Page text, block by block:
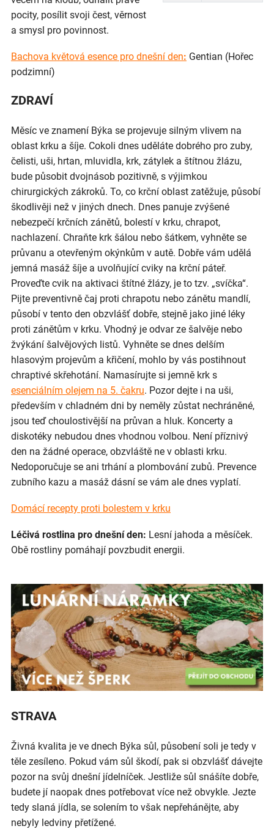
pocity, posílit svoji čest, věrnost
a smysl pro povinnost.
Bachova květová esence pro dnešní den: Gentian (Hořec
podzimní)
ZDRAVÍ
Měsíc ve znamení Býka se projevuje silným vlivem na
oblast krku a šíje. Cokoli dnes uděláte dobrého pro zuby,
čelisti, uši, hrtan, mluvidla, krk, zátylek a štítnou žlázu,
bude působit dvojnásob pozitivně, s výjimkou
chirurgických zákroků. To, co krční oblast zatěžuje, působí
škodlivěji než v jiných dnech. Dnes panuje zvýšené
nebezpečí krčních zánětů, bolestí v krku, chrapot,
nachlazení. Chraňte krk šálou nebo šátkem, vyhněte se
průvanu a otevřeným okýnkům v autě. Dobře vám udělá
jemná masáž šíje a uvolňující cviky na krční páteř.
Proveďte cvik na aktivaci štítné žlázy, je to tzv. „svíčka“.
Pijte preventivně čaj proti chrapotu nebo zánětu mandlí,
působí v tento den obzvlášť dobře, stejně jako jiné léky
proti zánětům v krku. Vhodný je odvar ze šalvěje nebo
žvýkání šalvějových listů. Vyhněte se dnes delším
hlasovým projevům a křičení, mohlo by vás postihnout
chraptivé skřehotání. Namasírujte si jemně krk s
esenciálním olejem na 5. čakru. Pozor dejte i na uši,
především v chladném dni by neměly zůstat nechráněné,
jsou teď choulostivější na průvan a hluk. Koncerty a
diskotéky nebudou dnes vhodnou volbou. Není příznivý
den na žádné operace, obzvláště ne v oblasti krku.
Nedoporučuje se ani trhání a plombování zubů. Prevence
zubního kazu a masáž dásní se vám ale dnes vyplatí.
Domácí recepty proti bolestem v krku
Léčivá rostlina pro dnešní den: Lesní jahoda a měsíček.
Obě rostliny pomáhají povzbudit energii.
STRAVA
Živná kvalita je ve dnech Býka sůl, působení soli je tedy v
těle zesíleno. Pokud vám sůl škodí, pak si obzvlášť dávejte
pozor na svůj dnešní jídelníček. Jestliže sůl snášíte dobře,
budete jí naopak dnes potřebovat více než obvykle. Jezte
tedy slaná jídla, se solením to však nepřehánějte, aby
nebyly ledviny přetížené.